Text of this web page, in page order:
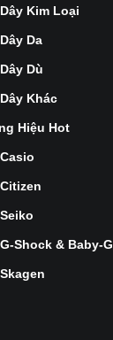
Dây Kim Loại
Dây Da
Dây Dù
Dây Khác
Hiệu Hot
Casio
Citizen
Seiko
G-Shock & Baby-G
Skagen